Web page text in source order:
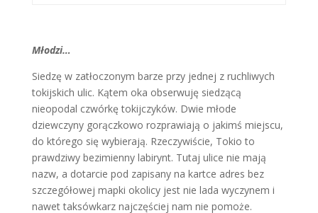
Młodzi…
Siedzę w zatłoczonym barze przy jednej z ruchliwych
tokijskich ulic. Kątem oka obserwuję siedzącą
nieopodal czwórkę tokijczyków. Dwie młode
dziewczyny gorączkowo rozprawiają o jakimś miejscu,
do którego się wybierają. Rzeczywiście, Tokio to
prawdziwy bezimienny labirynt. Tutaj ulice nie mają
nazw, a dotarcie pod zapisany na kartce adres bez
szczegółowej mapki okolicy jest nie lada wyczynem i
nawet taksówkarz najczęściej nam nie pomoże.